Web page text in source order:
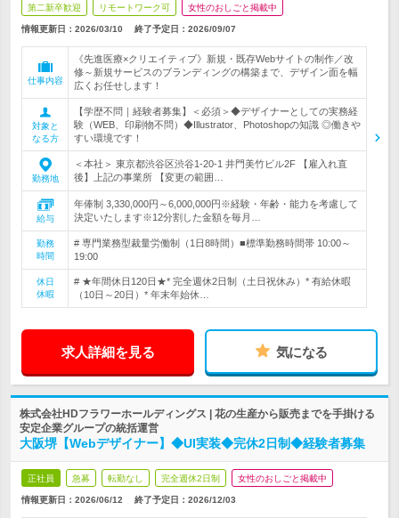
第二新卒歓迎 リモートワーク可 女性のおしごと掲載中
情報更新日：2026/03/10 終了予定日： 2026/09/07
仕事内容
《先進医療×クリエイティブ》新規・既存Webサイトの制作／改
修～新規サービスのブランディングの構築まで、デザイン面を幅
広くお任せします！
対象と
なる方
【学歴不問｜経験者募集】＜必須＞◆デザイナーとしての実務経
験（WEB、印刷物不問）◆Illustrator、Photoshopの知識 ◎働きや
すい環境です！
勤務地
＜本社＞ 東京都渋谷区渋谷1-20-1 井門美竹ビル2F 【雇入れ直
後】上記の事業所 【変更の範囲…
給与
年俸制 3,330,000円～6,000,000円※経験・年齢・能力を考慮して
決定いたします※12分割した金額を毎月…
勤務
時間
# 専門業務型裁量労働制（1日8時間）■標準勤務時間帯 10:00～
19:00
休日
休暇
# ★年間休日120日★* 完全週休2日制（土日祝休み）* 有給休暇
（10日～20日）* 年末年始休…
求人詳細を見る 気になる
株式会社HDフラワーホールディングス | 花の生産から販売までを手掛ける
安定企業グループの統括運営
大阪堺【Webデザイナー】◆UI実装◆完休2日制◆経験者募集
正社員 急募 転勤なし 完全週休2日制 女性のおしごと掲載中
情報更新日：2026/06/12 終了予定日： 2026/12/03